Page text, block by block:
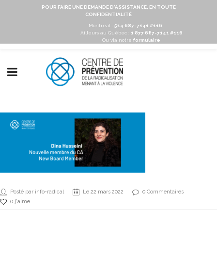
POUR FAIRE UNE DEMANDE D'ASSISTANCE, EN TOUTE
CONFIDENTIALITÉ
Montréal : 514 687-7141 #116
Ailleurs au Québec :
1 877 687-7141 #116
Ou via notre formulaire
Posté par info-radical Le 22 mars 2022
0 Commentaires
0 j'aime